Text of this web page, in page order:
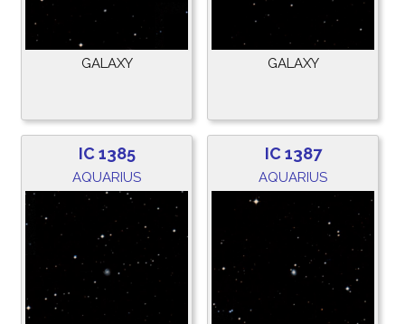
GALAXY GALAXY
IC 1385
AQUARIUS
IC 1387
AQUARIUS